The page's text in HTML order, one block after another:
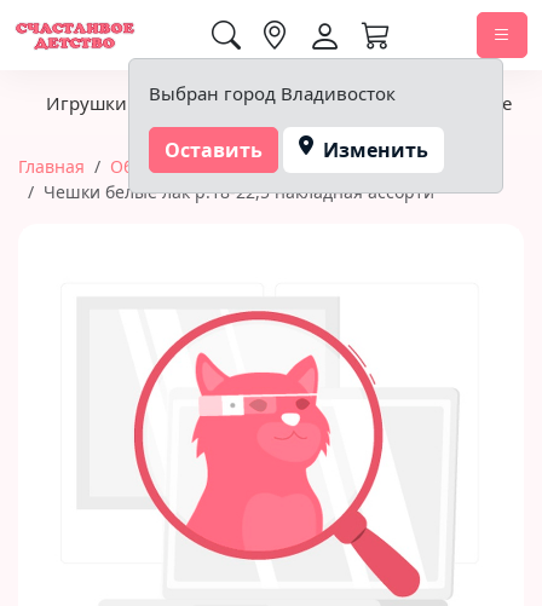
Выбран город Владивосток
Оставить Изменить
Игрушки Детское питание Подгузники, гигиена
Главная Обувь
Чешки белые лак р.18-22,5 накладная ассорти